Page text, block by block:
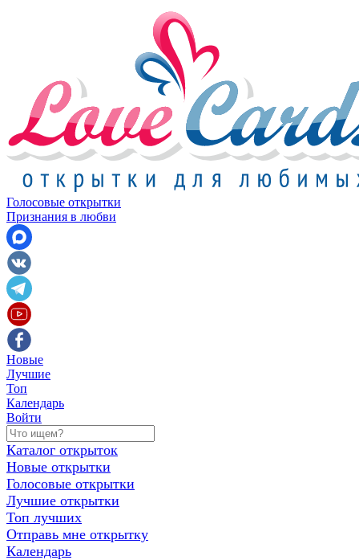
Голосовые открытки
Признания в любви
Новые
Лучшие
Топ
Календарь
Войти
Каталог открыток
Новые открытки
Голосовые открытки
Лучшие открытки
Топ лучших
Отправь мне открытку
Календарь